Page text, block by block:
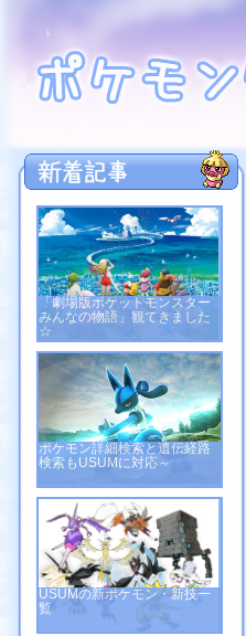
「劇場版ポケットモンスター
みんなの物語」観てきました
☆
ポケモン詳細検索と遺伝経路
検索もUSUMに対応～
USUMの新ポケモン・新技一
覧